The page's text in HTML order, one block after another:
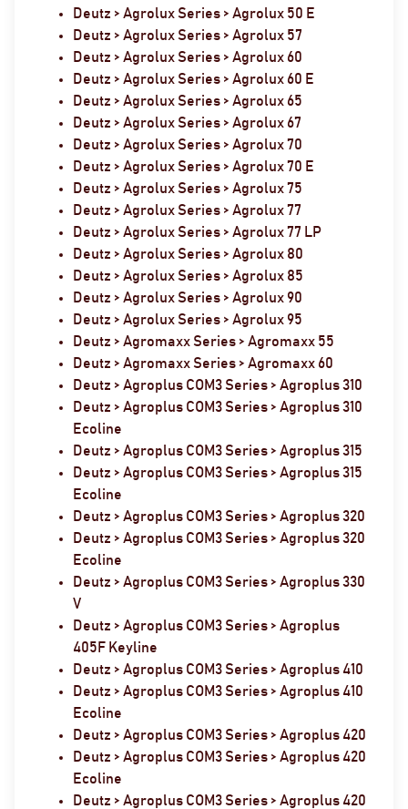
Deutz > Agrolux Series > Agrolux 50 E
Deutz > Agrolux Series > Agrolux 57
Deutz > Agrolux Series > Agrolux 60
Deutz > Agrolux Series > Agrolux 60 E
Deutz > Agrolux Series > Agrolux 65
Deutz > Agrolux Series > Agrolux 67
Deutz > Agrolux Series > Agrolux 70
Deutz > Agrolux Series > Agrolux 70 E
Deutz > Agrolux Series > Agrolux 75
Deutz > Agrolux Series > Agrolux 77
Deutz > Agrolux Series > Agrolux 77 LP
Deutz > Agrolux Series > Agrolux 80
Deutz > Agrolux Series > Agrolux 85
Deutz > Agrolux Series > Agrolux 90
Deutz > Agrolux Series > Agrolux 95
Deutz > Agromaxx Series > Agromaxx 55
Deutz > Agromaxx Series > Agromaxx 60
Deutz > Agroplus COM3 Series > Agroplus 310
Deutz > Agroplus COM3 Series > Agroplus 310
Ecoline
Deutz > Agroplus COM3 Series > Agroplus 315
Deutz > Agroplus COM3 Series > Agroplus 315
Ecoline
Deutz > Agroplus COM3 Series > Agroplus 320
Deutz > Agroplus COM3 Series > Agroplus 320
Ecoline
Deutz > Agroplus COM3 Series > Agroplus 330
V
Deutz > Agroplus COM3 Series > Agroplus
405F Keyline
Deutz > Agroplus COM3 Series > Agroplus 410
Deutz > Agroplus COM3 Series > Agroplus 410
Ecoline
Deutz > Agroplus COM3 Series > Agroplus 420
Deutz > Agroplus COM3 Series > Agroplus 420
Ecoline
Deutz > Agroplus COM3 Series > Agroplus 420